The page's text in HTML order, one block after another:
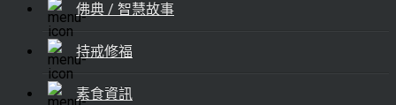
佛典 / 智慧故事
持戒修福
素食資訊